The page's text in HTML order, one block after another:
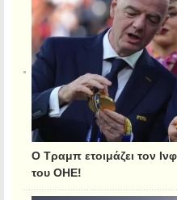
Ο Τραμπ ετοιμάζει τον
του ΟΗΕ!